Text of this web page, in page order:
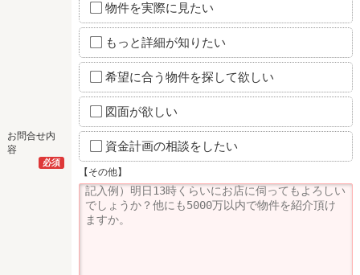
お問合せ内
容
必須
物件を実際に見たい
もっと詳細が知りたい
希望に合う物件を探して欲しい
図面が欲しい
資金計画の相談をしたい
【その他】